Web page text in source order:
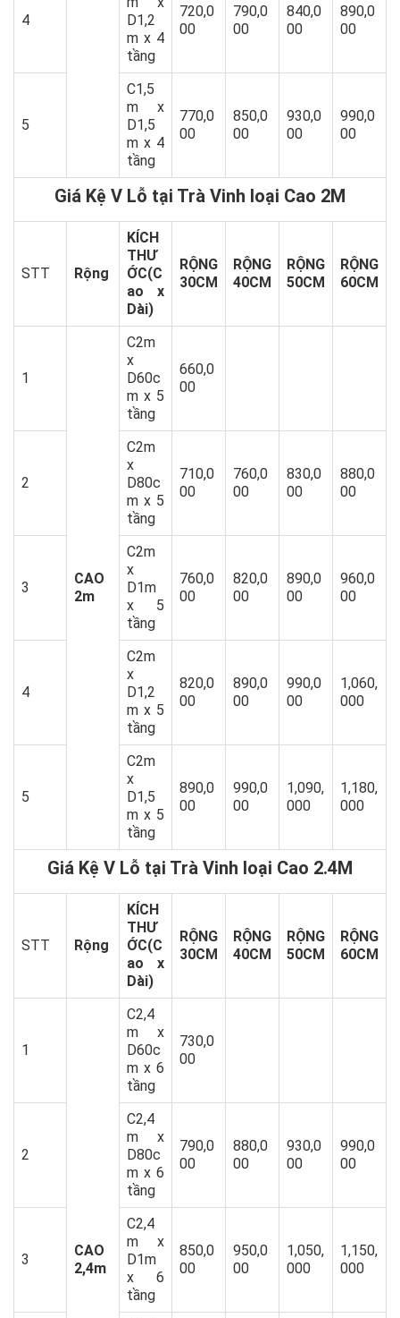
4
D1,2
m x 4
tầng
720,0
00
790,0
00
840,0
00
890,0
00
5
C1,5
m x
D1,5
m x 4
tầng
770,0
00
850,0
00
930,0
00
990,0
00
Giá Kệ V Lỗ tại Trà Vinh loại Cao 2M
STT Rộng
KÍCH
THƯ
ỚC(C
ao x
Dài)
RỘNG
30CM
RỘNG
40CM
RỘNG
50CM
RỘNG
60CM
1
CAO
2m
C2m
x
D60c
m x 5
tầng
660,0
00
2
C2m
x
D80c
m x 5
tầng
710,0
00
760,0
00
830,0
00
880,0
00
3
C2m
x
D1m
x 5
tầng
760,0
00
820,0
00
890,0
00
960,0
00
4
C2m
x
D1,2
m x 5
tầng
820,0
00
890,0
00
990,0
00
1,060,
000
5
C2m
x
D1,5
m x 5
tầng
890,0
00
990,0
00
1,090,
000
1,180,
000
Giá Kệ V Lỗ tại Trà Vinh loại Cao 2.4M
STT Rộng
KÍCH
THƯ
ỚC(C
ao x
Dài)
RỘNG
30CM
RỘNG
40CM
RỘNG
50CM
RỘNG
60CM
1
CAO
2,4m
C2,4
m x
D60c
m x 6
tầng
730,0
00
2
C2,4
m x
D80c
m x 6
tầng
790,0
00
880,0
00
930,0
00
990,0
00
3
C2,4
m x
D1m
x 6
tầng
850,0
00
950,0
00
1,050,
000
1,150,
000